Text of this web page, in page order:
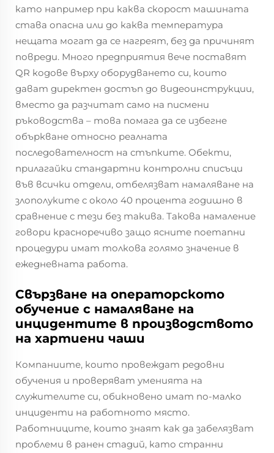
като например при каква скорост машината
става опасна или до каква температура
нещата могат да се нагреят, без да причинят
повреди. Много предприятия вече поставят
QR кодове върху оборудването си, които
дават директен достъп до видеоинструкции,
вместо да разчитат само на писмени
ръководства – това помага да се избегне
объркване относно реалната
последователност на стъпките. Обекти,
прилагайки стандартни контролни списъци
във всички отдели, отбелязват намаляване на
злополуките с около 40 процента годишно в
сравнение с тези без такива. Такова намаление
говори красноречиво защо ясните поетапни
процедури имат толкова голямо значение в
ежедневната работа.
Свързване на операторското
обучение с намаляване на
инцидентите в производството
на хартиени чаши
Компаниите, които провеждат редовни
обучения и проверяват уменията на
служителите си, обикновено имат по-малко
инциденти на работното място.
Работниците, които знаят как да забелязват
проблеми в ранен стадий, като странни